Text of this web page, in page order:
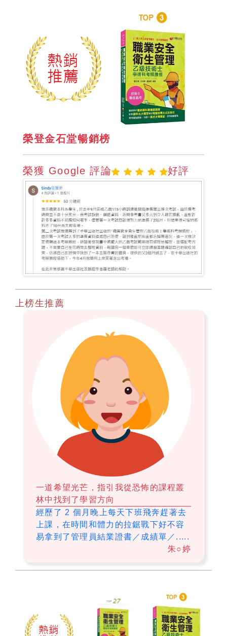
榮登金石堂暢銷榜
榮獲 Google 評論 好評
上榜生推薦
一道希望光芒，指引我從恐怖的課程叢
林中找到了學習方向
經歷了 2 個月晚上每天下班飛奔趕著去
上課，在時間和體力的拉鋸戰下好不容
易拿到了管理員結業證書／成績單／.....
朱○婷